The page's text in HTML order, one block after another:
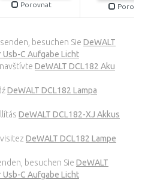
Porovnat
besuchen Sie DeWALT
C Aufgabe Licht
DeWALT DCL182 Aku
DeWALT DCL182 Lampa
DeWALT DCL182-XJ Akkus
DeWALT DCL182 Lampe
besuchen Sie DeWALT
C Aufgabe Licht